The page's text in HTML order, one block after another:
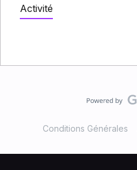
Activité
Conditions Générales